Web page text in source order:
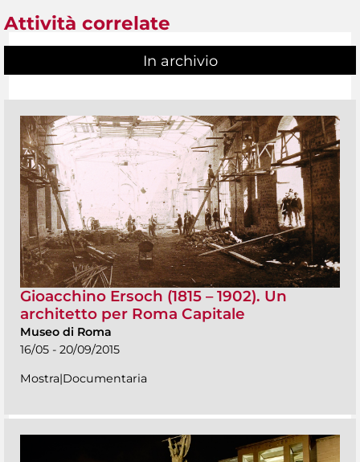
Attività correlate
In archivio
Gioacchino Ersoch (1815 – 1902). Un
architetto per Roma Capitale
Museo di Roma
16/05 - 20/09/2015
Mostra|Documentaria